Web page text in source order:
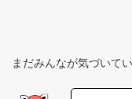
まだみんなが気づいて